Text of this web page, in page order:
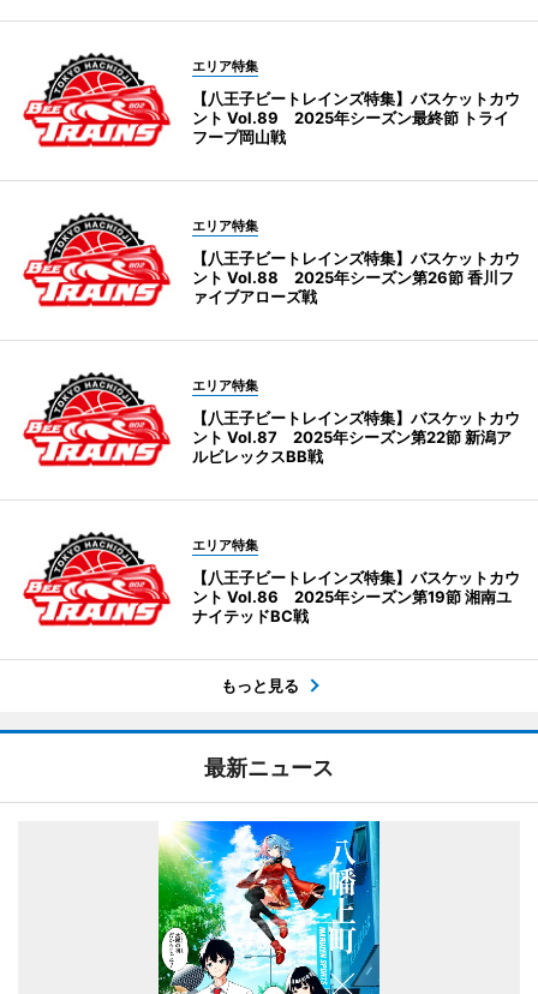
エリア特集
【八王子ビートレインズ特集】バスケットカウ
ント Vol.89 2025年シーズン最終節 トライ
フープ岡山戦
エリア特集
【八王子ビートレインズ特集】バスケットカウ
ント Vol.88 2025年シーズン第26節 香川フ
ァイブアローズ戦
エリア特集
【八王子ビートレインズ特集】バスケットカウ
ント Vol.87 2025年シーズン第22節 新潟ア
ルビレックスBB戦
エリア特集
【八王子ビートレインズ特集】バスケットカウ
ント Vol.86 2025年シーズン第19節 湘南ユ
ナイテッドBC戦
もっと見る
最新ニュース